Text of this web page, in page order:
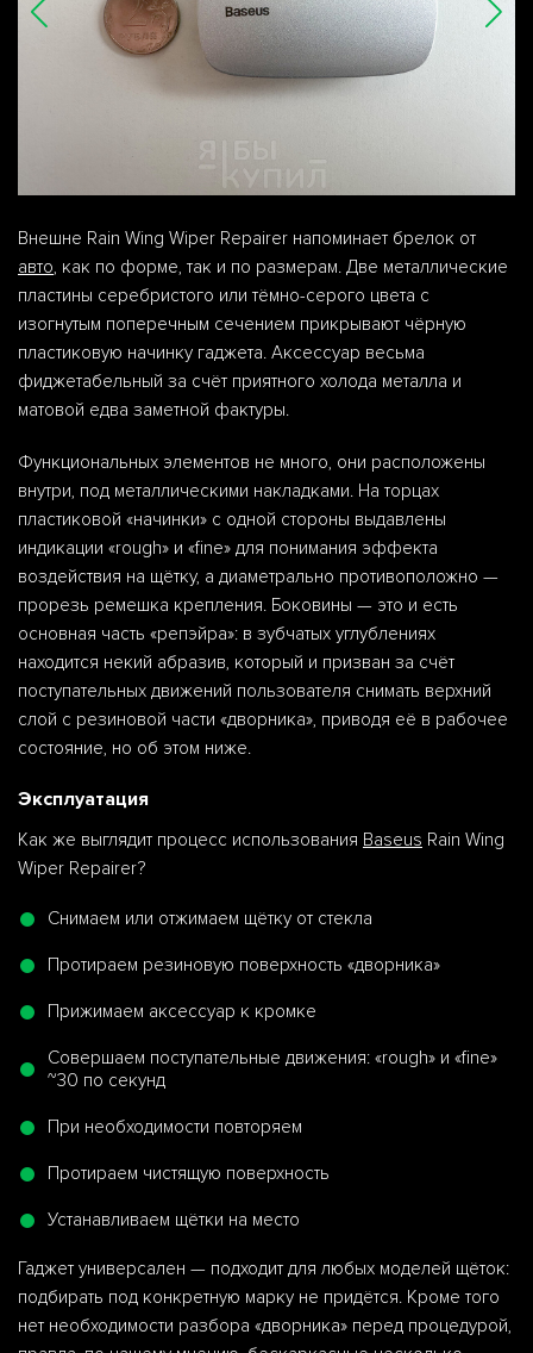
Внешне Rain Wing Wiper Repairer напоминает брелок от
авто, как по форме, так и по размерам. Две металлические
пластины серебристого или тёмно-серого цвета с
изогнутым поперечным сечением прикрывают чёрную
пластиковую начинку гаджета. Аксессуар весьма
фиджетабельный за счёт приятного холода металла и
матовой едва заметной фактуры.
Функциональных элементов не много, они расположены
внутри, под металлическими накладками. На торцах
пластиковой «начинки» с одной стороны выдавлены
индикации «rough» и «fine» для понимания эффекта
воздействия на щётку, а диаметрально противоположно —
прорезь ремешка крепления. Боковины — это и есть
основная часть «репэйра»: в зубчатых углублениях
находится некий абразив, который и призван за счёт
поступательных движений пользователя снимать верхний
слой с резиновой части «дворника», приводя её в рабочее
состояние, но об этом ниже.
Эксплуатация
Как же выглядит процесс использования Baseus Rain Wing
Wiper Repairer?
Снимаем или отжимаем щётку от стекла
Протираем резиновую поверхность «дворника»
Прижимаем аксессуар к кромке
Совершаем поступательные движения: «rough» и «fine»
~30 по секунд
При необходимости повторяем
Протираем чистящую поверхность
Устанавливаем щётки на место
Гаджет универсален — подходит для любых моделей щёток:
подбирать под конкретную марку не придётся. Кроме того
нет необходимости разбора «дворника» перед процедурой,